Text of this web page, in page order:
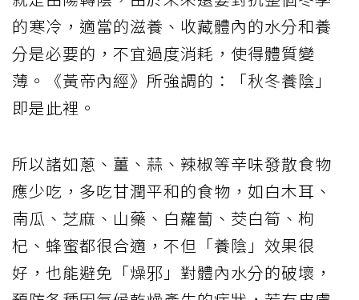
的寒冷，適當的滋養、收藏體內的水分和養
分是必要的，不宜過度消耗，使得體質變
薄。《黃帝內經》所強調的：「秋冬養陰」
即是此裡。
所以諸如蔥、薑、蒜、辣椒等辛味發散食物
應少吃，多吃甘潤平和的食物，如白木耳、
南瓜、芝麻、山藥、白蘿蔔、茭白筍、枸
杞、蜂蜜都很合適，不但「養陰」效果很
好，也能避免「燥邪」對體內水分的破壞，